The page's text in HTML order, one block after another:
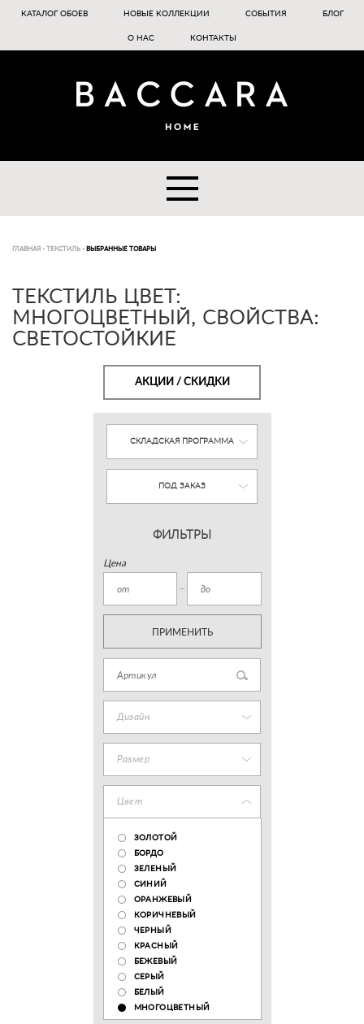
КАТАЛОГ ОБОЕВ НОВЫЕ КОЛЛЕКЦИИ СОБЫТИЯ БЛОГ
О НАС КОНТАКТЫ
ГЛАВНАЯ - ТЕКСТИЛЬ - ВЫБРАННЫЕ ТОВАРЫ
ТЕКСТИЛЬ ЦВЕТ:
МНОГОЦВЕТНЫЙ, СВОЙСТВА:
СВЕТОСТОЙКИЕ
АКЦИИ / СКИДКИ
СКЛАДСКАЯ ПРОГРАММА
ПОД ЗАКАЗ
ФИЛЬТРЫ
Цена
ПРИМЕНИТЬ
Дизайн
Размер
Цвет
ЗОЛОТОЙ
БОРДО
ЗЕЛЕНЫЙ
СИНИЙ
ОРАНЖЕВЫЙ
КОРИЧНЕВЫЙ
ЧЕРНЫЙ
КРАСНЫЙ
БЕЖЕВЫЙ
СЕРЫЙ
БЕЛЫЙ
МНОГОЦВЕТНЫЙ